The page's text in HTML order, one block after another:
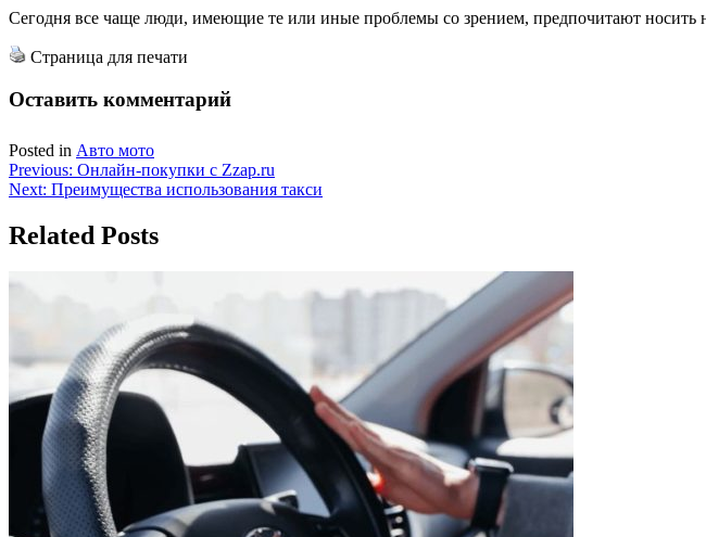
Сегодня все чаще люди, имеющие те или иные проблемы со зрением, предпочитают
Страница для печати
Оставить комментарий
Posted in Авто мото
Навигация
по
записям
Previous: Онлайн-покупки с Zzap.ru
Next: Преимущества использования такси
Related Posts